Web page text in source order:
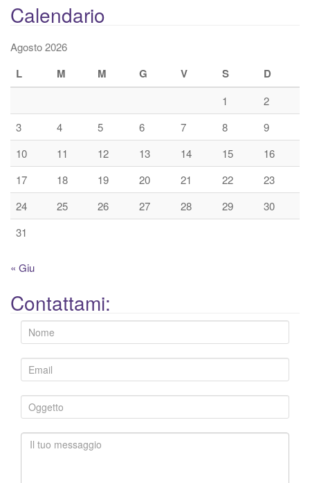
Calendario
Agosto 2026
L M M G V S D
1
2
3
4 5 6 7 8
9
10
11 12 13 14 15
16
17
18 19 20 21 22
23
24
25 26 27 28 29
30
31
« Giu
Contattami: